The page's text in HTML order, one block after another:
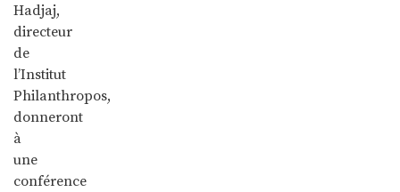
Hadjaj,
directeur
de
l’Institut
Philanthropos,
donneront
à
une
conférence